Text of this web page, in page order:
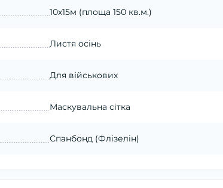
10х15м (площа 150 кв.м.)
Листя осінь
Для військових
Маскувальна сітка
Спанбонд (Флізелін)